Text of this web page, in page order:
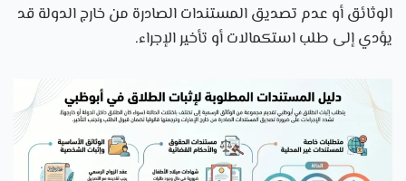
الوثائق أو عدم تصديق المستندات الصادرة من خارج الدولة قد
يؤدي إلى طلب استكمالات أو تأخير الإجراء.